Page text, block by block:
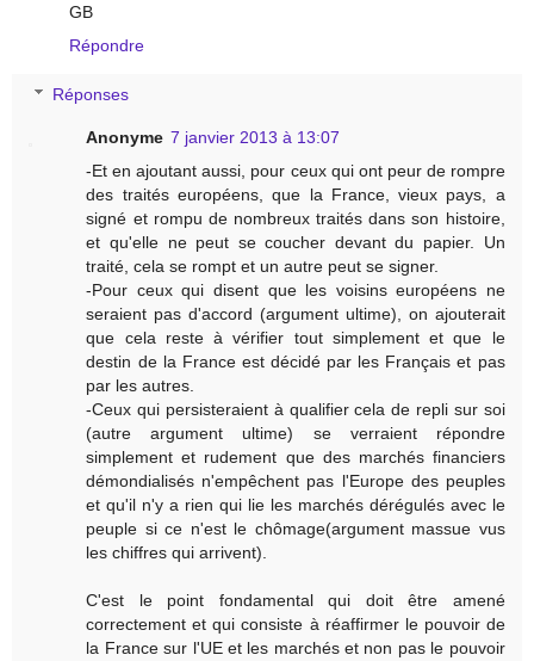
GB
Répondre
Réponses
Anonyme 7 janvier 2013 à 13:07
-Et en ajoutant aussi, pour ceux qui ont peur de rompre
des traités européens, que la France, vieux pays, a
signé et rompu de nombreux traités dans son histoire,
et qu'elle ne peut se coucher devant du papier. Un
traité, cela se rompt et un autre peut se signer.
-Pour ceux qui disent que les voisins européens ne
seraient pas d'accord (argument ultime), on ajouterait
que cela reste à vérifier tout simplement et que le
destin de la France est décidé par les Français et pas
par les autres.
-Ceux qui persisteraient à qualifier cela de repli sur soi
(autre argument ultime) se verraient répondre
simplement et rudement que des marchés financiers
démondialisés n'empêchent pas l'Europe des peuples
et qu'il n'y a rien qui lie les marchés dérégulés avec le
peuple si ce n'est le chômage(argument massue vus
les chiffres qui arrivent).
C'est le point fondamental qui doit être amené
correctement et qui consiste à réaffirmer le pouvoir de
la France sur l'UE et les marchés et non pas le pouvoir